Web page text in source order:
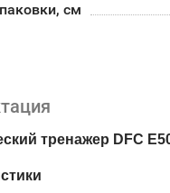
см
тренажер DFC